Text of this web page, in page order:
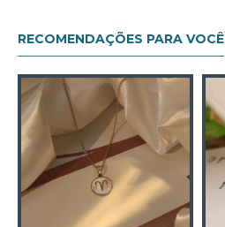
RECOMENDAÇÕES PARA VOCÊ